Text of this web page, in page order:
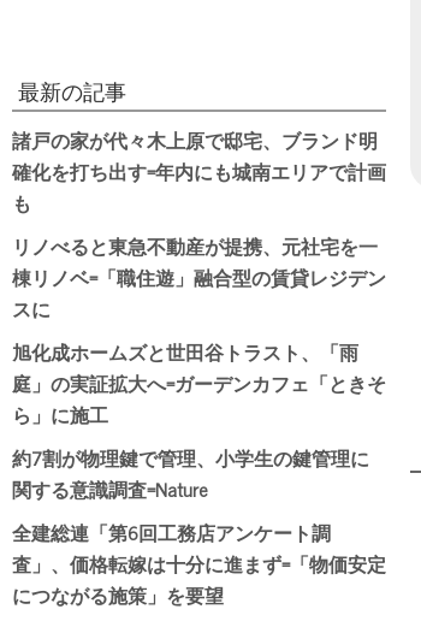
最新の記事
諸戸の家が代々木上原で邸宅、ブランド明
確化を打ち出す=年内にも城南エリアで計画
も
リノべると東急不動産が提携、元社宅を一
棟リノベ=「職住遊」融合型の賃貸レジデン
スに
旭化成ホームズと世田谷トラスト、「雨
庭」の実証拡大へ=ガーデンカフェ「ときそ
ら」に施工
約7割が物理鍵で管理、小学生の鍵管理に
関する意識調査=Nature
全建総連「第6回工務店アンケート調
査」、価格転嫁は十分に進まず=「物価安定
につながる施策」を要望